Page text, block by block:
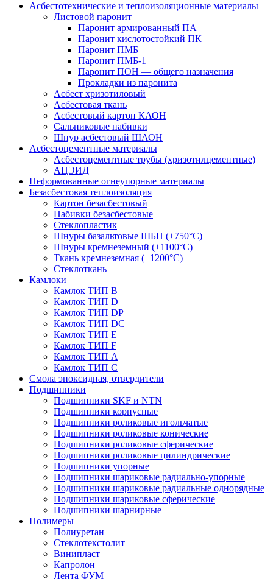
Асбестотехнические и теплоизоляционные материалы
Листовой паронит
Паронит армированный ПА
Паронит кислотостойкий ПК
Паронит ПМБ
Паронит ПМБ-1
Паронит ПОН — общего назначения
Прокладки из паронита
Асбест хризотиловый
Асбестовая ткань
Асбестовый картон КАОН
Сальниковые набивки
Шнур асбестовый ШАОН
Асбестоцементные материалы
Асбестоцементные трубы (хризотилцементные)
АЦЭИД
Неформованные огнеупорные материалы
Безасбестовая теплоизоляция
Картон безасбестовый
Набивки безасбестовые
Стеклопластик
Шнуры базальтовые ШБН (+750°С)
Шнуры кремнеземный (+1100°С)
Ткань кремнеземная (+1200°С)
Стеклоткань
Камлоки
Камлок ТИП B
Камлок ТИП D
Камлок ТИП DP
Камлок ТИП DС
Камлок ТИП E
Камлок ТИП F
Камлок ТИП А
Камлок ТИП С
Смола эпоксидная, отвердители
Подшипники
Подшипники SKF и NTN
Подшипники корпусные
Подшипники роликовые игольчатые
Подшипники роликовые конические
Подшипники роликовые сферические
Подшипники роликовые цилиндрические
Подшипники упорные
Подшипники шариковые радиально-упорные
Подшипники шариковые радиальные однорядные
Подшипники шариковые сферические
Подшипники шарнирные
Полимеры
Полиуретан
Стеклотекстолит
Винипласт
Капролон
Лента ФУМ